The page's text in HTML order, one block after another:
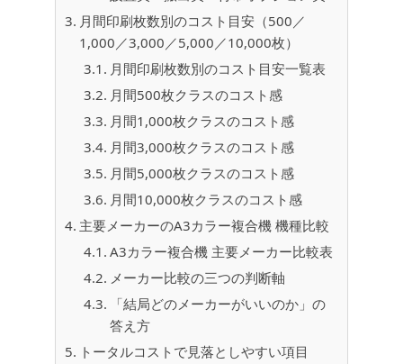
月間印刷枚数別のコスト目安（500／
1,000／3,000／5,000／10,000枚）
月間印刷枚数別のコスト目安一覧表
月間500枚クラスのコスト感
月間1,000枚クラスのコスト感
月間3,000枚クラスのコスト感
月間5,000枚クラスのコスト感
月間10,000枚クラスのコスト感
主要メーカーのA3カラー複合機 機種比較
A3カラー複合機 主要メーカー比較表
メーカー比較の三つの判断軸
「結局どのメーカーがいいのか」の
答え方
トータルコストで見落としやすい項目